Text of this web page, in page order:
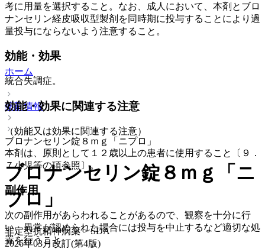
考に用量を選択すること。なお、成人において、本剤とブロ
ナンセリン経皮吸収型製剤を同時期に投与することにより過
量投与にならないよう注意すること。
効能・効果
統合失調症。
効能・効果に関連する注意
（効能又は効果に関連する注意）
本剤は、原則として１２歳以上の患者に使用すること〔９．
７小児等の項参照〕。
副作用
次の副作用があらわれることがあるので、観察を十分に行
い、異常が認められた場合には投与を中止するなど適切な処
置を行うこと。
ホーム
薬剤情報
ブロナンセリン錠８ｍｇ「ニプロ」
ブロナンセリン錠８ｍｇ「ニ
プロ」
非定型抗精神病薬 > SDA
2026年03月改訂(第4版)